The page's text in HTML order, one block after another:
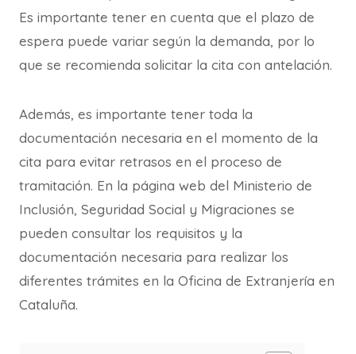
Es importante tener en cuenta que el plazo de
espera puede variar según la demanda, por lo
que se recomienda solicitar la cita con antelación.
Además, es importante tener toda la
documentación necesaria en el momento de la
cita para evitar retrasos en el proceso de
tramitación. En la página web del Ministerio de
Inclusión, Seguridad Social y Migraciones se
pueden consultar los requisitos y la
documentación necesaria para realizar los
diferentes trámites en la Oficina de Extranjería en
Cataluña.